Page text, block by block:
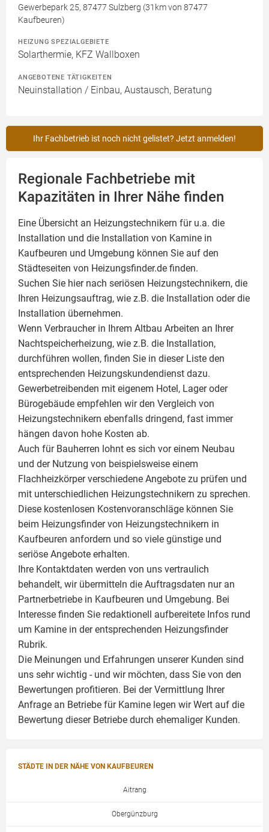
Gewerbepark 25, 87477 Sulzberg (31km von 87477
Kaufbeuren)
HEIZUNG SPEZIALGEBIETE
Solarthermie, KFZ Wallboxen
ANGEBOTENE TÄTIGKEITEN
Neuinstallation / Einbau, Austausch, Beratung
Ihr Fachbetrieb ist noch nicht gelistet? Jetzt anmelden!
Regionale Fachbetriebe mit
Kapazitäten in Ihrer Nähe finden
Eine Übersicht an Heizungstechnikern für u.a. die
Installation und die Installation von Kamine in
Kaufbeuren und Umgebung können Sie auf den
Städteseiten von Heizungsfinder.de finden.
Suchen Sie hier nach seriösen Heizungstechnikern, die
Ihren Heizungsauftrag, wie z.B. die Installation oder die
Installation übernehmen.
Wenn Verbraucher in Ihrem Altbau Arbeiten an Ihrer
Nachtspeicherheizung, wie z.B. die Installation,
durchführen wollen, finden Sie in dieser Liste den
entsprechenden Heizungskundendienst dazu.
Gewerbetreibenden mit eigenem Hotel, Lager oder
Bürogebäude empfehlen wir den Vergleich von
Heizungstechnikern ebenfalls dringend, fast immer
hängen davon hohe Kosten ab.
Auch für Bauherren lohnt es sich vor einem Neubau
und der Nutzung von beispielsweise einem
Flachheizkörperverschiedene Angebote zu prüfen und
mit unterschiedlichen Heizungstechnikern zu sprechen.
Diese kostenlosen Kostenvoranschläge können Sie
beim Heizungsfinder von Heizungstechnikern in
Kaufbeuren anfordern und so viele günstige und
seriöse Angebote erhalten.
Ihre Kontaktdaten werden von uns vertraulich
behandelt, wir übermitteln die Auftragsdaten nur an
Partnerbetriebe in Kaufbeuren und Umgebung. Bei
Interesse finden Sie redaktionell aufbereitete Infos rund
um Kamine in der entsprechenden Heizungsfinder
Rubrik.
Die Meinungen und Erfahrungen unserer Kunden sind
uns sehr wichtig - und wir möchten, dass Sie von den
Bewertungen profitieren. Bei der Vermittlung Ihrer
Anfrage an Betriebe für Kamine legen wir Wert auf die
Bewertung dieser Betriebe durch ehemaliger Kunden.
STÄDTE IN DER NÄHE VON KAUFBEUREN
Aitrang
Obergünzburg